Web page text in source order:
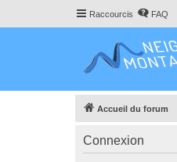
Raccourcis FAQ
Accueil du forum
Connexion